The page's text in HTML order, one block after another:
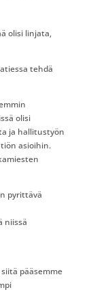
olisi linjata,
tehdä
olisi
ja hallitustyön
asioihin.
pyrittävä
niissä
pääsemme